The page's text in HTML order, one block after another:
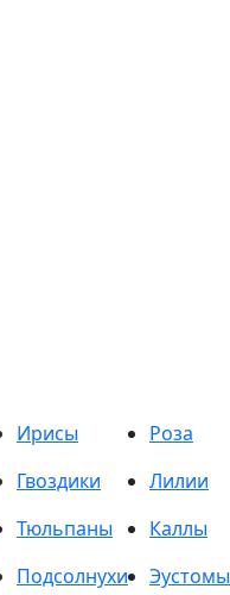
Ирисы
Роза
Гвоздики
Лилии
Тюльпаны
Каллы
Подсолнухи
Эустомы